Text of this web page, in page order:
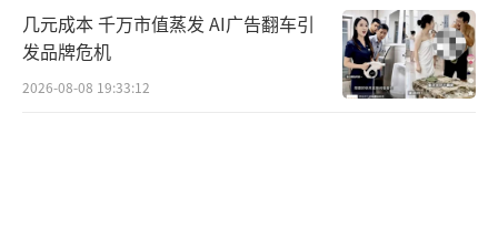
几元成本 千万市值蒸发 AI广告翻车引
发品牌危机
2026-08-08 19:33:12